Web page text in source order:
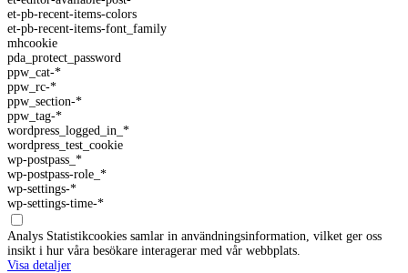
et-pb-recent-items-colors
et-pb-recent-items-font_family
mhcookie
pda_protect_password
ppw_cat-*
ppw_rc-*
ppw_section-*
ppw_tag-*
wordpress_logged_in_*
wordpress_test_cookie
wp-postpass_*
wp-postpass-role_*
wp-settings-*
wp-settings-time-*
Analys Statistikcookies samlar in användningsinformation, vilket ger oss
insikt i hur våra besökare interagerar med vår webbplats.
Visa detaljer